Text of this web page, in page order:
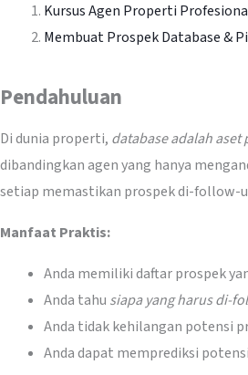
Kursus Agen Properti
Membuat Prospek Database &
Pendahuluan
Di dunia properti, database adalah
dibandingkan agen yang hanya
setiap memastikan prospek di-follow-
Manfaat Praktis:
Anda memiliki daftar prospek
Anda tahu siapa yang harus di-
Anda tidak kehilangan potensi
Anda dapat memprediksi